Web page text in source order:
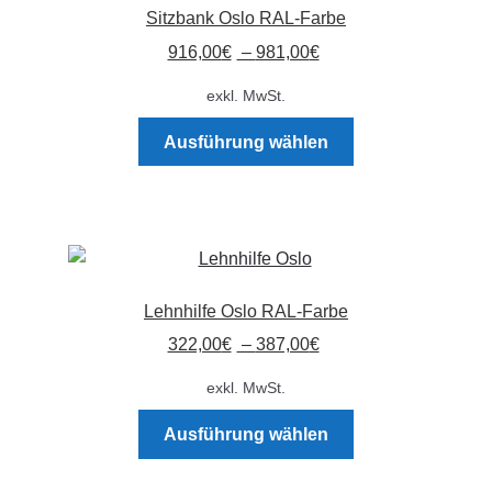
Sitzbank Oslo RAL-Farbe
916,00€ – 981,00€
exkl. MwSt.
Ausführung wählen
gewählt
Lehnhilfe Oslo RAL-Farbe
322,00€ – 387,00€
exkl. MwSt.
Ausführung wählen